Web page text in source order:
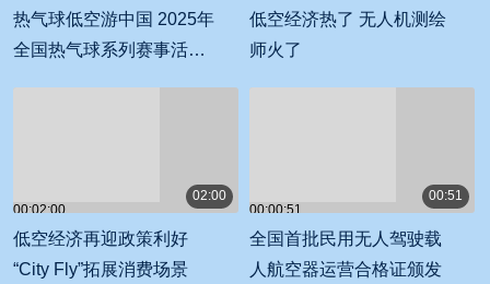
热气球低空游中国 2025年
全国热气球系列赛事活动
低空经济热了 无人机测绘
师火了
00:02:00
02:00
低空经济再迎政策利好
“City Fly”拓展消费场景
00:00:51
00:51
全国首批民用无人驾驶载
人航空器运营合格证颁发